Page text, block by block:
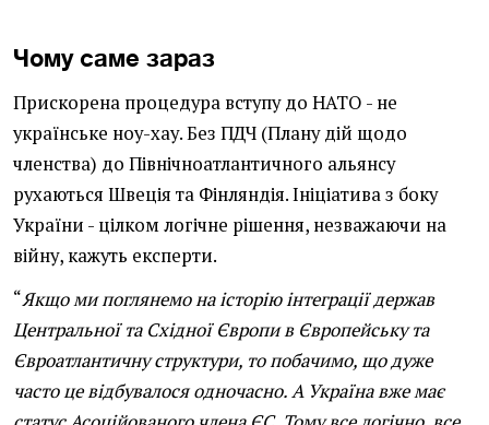
Чому саме зараз
Прискорена процедура вступу до НАТО - не
українське ноу-хау. Без ПДЧ (Плану дій щодо
членства) до Північноатлантичного альянсу
рухаються Швеція та Фінляндія. Ініціатива з боку
України - цілком логічне рішення, незважаючи на
війну, кажуть експерти.
“Якщо ми поглянемо на історію інтеграції держав
Центральної та Східної Європи в Європейську та
Євроатлантичну структури, то побачимо, що дуже
часто це відбувалося одночасно. А Україна вже має